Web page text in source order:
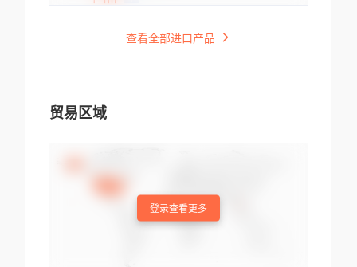
查看全部进口产品
贸易区域
登录查看更多